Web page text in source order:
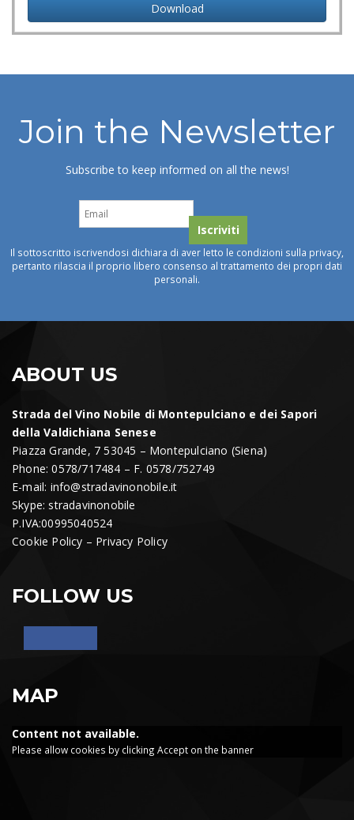
Download
Join the Newsletter
Subscribe to keep informed on all the news!
Il sottoscritto iscrivendosi dichiara di aver letto le condizioni sulla privacy,
pertanto rilascia il proprio libero consenso al trattamento dei propri dati
personali.
ABOUT US
Strada del Vino Nobile di Montepulciano e dei Sapori
della Valdichiana Senese
Piazza Grande, 7 53045 – Montepulciano (Siena)
Phone: 0578/717484 – F. 0578/752749
E-mail: info@stradavinonobile.it
Skype: stradavinonobile
P.IVA:00995040524
Cookie Policy – Privacy Policy
FOLLOW US
MAP
Content not available.
Please allow cookies by clicking Accept on the banner